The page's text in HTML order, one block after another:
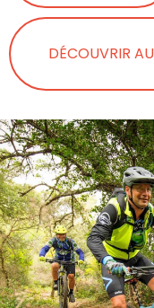
DÉCOUVRIR